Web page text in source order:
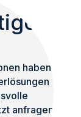
haben
anfragen